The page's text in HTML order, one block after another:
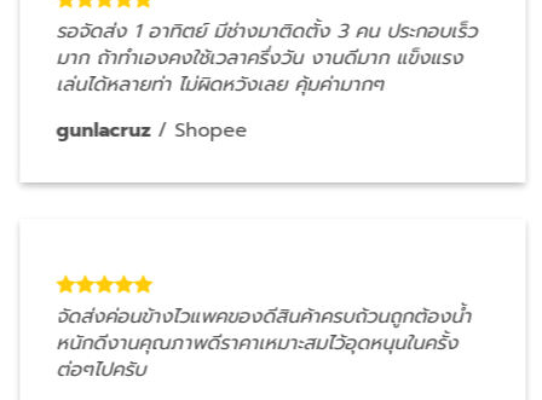
รอจัดส่ง 1 อาทิตย์ มีช่างมาติดตั้ง 3 คน ประกอบเร็ว
มาก ถ้าทำเองคงใช้เวลาครึ่งวัน งานดีมาก แข็งแรง
เล่นได้หลายท่า ไม่ผิดหวังเลย คุ้มค่ามากๆ
gunlacruz / Shopee
จัดส่งค่อนข้างไวแพคของดีสินค้าครบถ้วนถูกต้องน้ำ
หนักดีงานคุณภาพดีราคาเหมาะสมไว้อุดหนุนในครั้ง
ต่อๆไปครับ